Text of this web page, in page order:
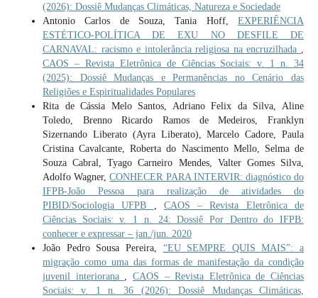
(2026): Dossiê Mudanças Climáticas, Natureza e Sociedade
Antonio Carlos de Souza, Tania Hoff,EXPERIÊNCIA
ESTÉTICO-POLÍTICA DE EXU NO DESFILE DE
CARNAVAL: racismo e intolerância religiosa na encruzilhada
CAOS – Revista Eletrônica de Ciências Sociais: v. 1 n. 34
(2025): Dossiê Mudanças e Permanências no Cenário das
Religiões e Espiritualidades Populares
Rita de Cássia Melo Santos, Adriano Felix da Silva, Aline
Toledo, Brenno Ricardo Ramos de Medeiros, Franklyn
Sizernando Liberato (Ayra Liberato), Marcelo Cadore, Paula
Cristina Cavalcante, Roberta do Nascimento Mello, Selma de
Souza Cabral, Tyago Carneiro Mendes, Valter Gomes Silva,
Adolfo Wagner,CONHECER PARA INTERVIR: diagnóstico do
IFPB-João Pessoa para realização de atividades do
PIBID/Sociologia UFPB
CAOS – Revista Eletrônica de
Ciências Sociais: v. 1 n. 24: Dossiê Por Dentro do IFPB:
conhecer e expressar – jan./jun. 2020
João Pedro Sousa Pereira, “EU SEMPRE QUIS MAIS”: a
migração como uma das formas de manifestação da condição
juvenil interiorana
CAOS – Revista Eletrônica de Ciências
Sociais: v. 1 n. 36 (2026): Dossiê Mudanças Climáticas,